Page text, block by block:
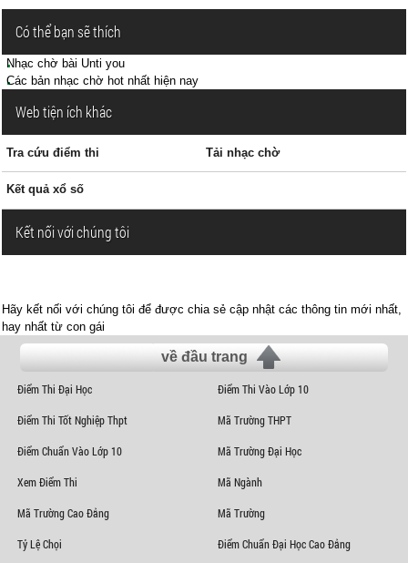
Có thể bạn sẽ thích
Nhạc chờ bài Unti you
Các bản nhạc chờ hot nhất hiện nay
Web tiện ích khác
Tra cứu điểm thi Tải nhạc chờ
Kết quả xổ số
Kết nối với chúng tôi
Hãy kết nối với chúng tôi để được chia sẻ cập nhật các thông tin mới nhất,
hay nhất từ con gái
về đầu trang
Điểm Thi Đại Học Điểm Thi Vào Lớp 10
Điểm Thi Tốt Nghiệp Thpt Mã Trường THPT
Điểm Chuẩn Vào Lớp 10 Mã Trường Đại Học
Xem Điểm Thi Mã Ngành
Mã Trường Cao Đẳng Mã Trường
Tỷ Lệ Chọi Điểm Chuẩn Đại Học Cao Đẳng